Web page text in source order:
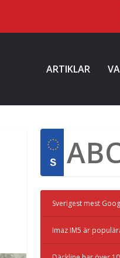
ARTIKLAR
Sverigest mest
Imaz IM5 är